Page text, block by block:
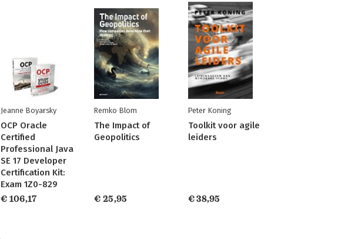
Jeanne Boyarsky
OCP Oracle
Certified
Professional Java
SE 17 Developer
Certification Kit:
Exam 1Z0-829
€ 106,17
Remko Blom
The Impact of
Geopolitics
€ 25,95
Peter Koning
Toolkit voor agile
leiders
€ 38,95